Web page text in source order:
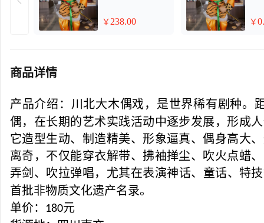
￥ 238.00 ￥
商品详情
产品介绍：川北大木偶戏，是世界稀有剧种。
偶，在长期的艺术实践活动中逐步发展，形成
它造型生动、制造精美、形象逼真、偶身高大
离奇，不仅能穿衣解带、拂袖掸尘、吹火点蜡
弄剑、吹拉弹唱，尤其在表演神话、童话、特
首批非物质文化遗产名录。
单价：
180元